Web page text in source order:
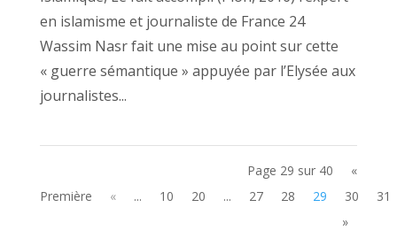
en islamisme et journaliste de France 24
Wassim Nasr fait une mise au point sur cette
« guerre sémantique » appuyée par l’Elysée aux
journalistes...
Page 29 sur 40
«
Première
« ... 10 20 ... 27 28 29 30
31
»